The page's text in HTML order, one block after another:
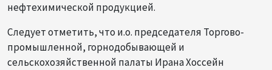
нефтехимической продукцией.
Следует отметить, что и.о. председателя Торгово-
промышленной, горнодобывающей и
сельскохозяйственной палаты Ирана Хоссейн